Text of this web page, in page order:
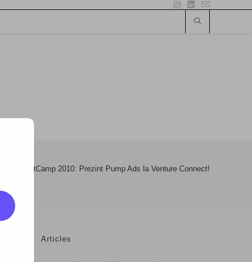
NetCamp 2010: Prezint Pump Ads la Venture Connect!
Articles